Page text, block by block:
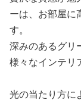
ーは、お部屋に
す。
深みのあるグリ
様々なインテリ
光の当たり方に